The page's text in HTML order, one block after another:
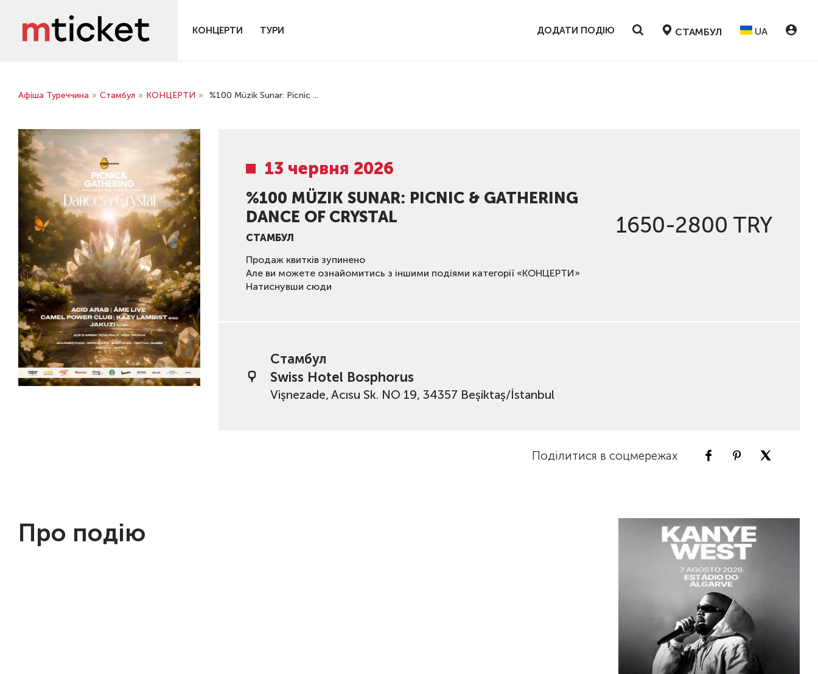
КОНЦЕРТИ ТУРИ ДОДАТИ ПОДІЮ СТАМБУЛ UA
Афіша Туреччина » Стамбул » КОНЦЕРТИ » %100 Müzik Sunar: Picnic ...
13 червня 2026
%100 MÜZIK SUNAR: PICNIC & GATHERING
DANCE OF CRYSTAL
СТАМБУЛ
Продаж квитків зупинено
Але ви можете ознайомитись з іншими подіями категорії «КОНЦЕРТИ»
Натиснувши сюди
1650-2800 TRY
Стамбул
Swiss Hotel Bosphorus
Vişnezade, Acısu Sk. NO 19, 34357 Beşiktaş/İstanbul
Поділитися в соцмережах
Про подію